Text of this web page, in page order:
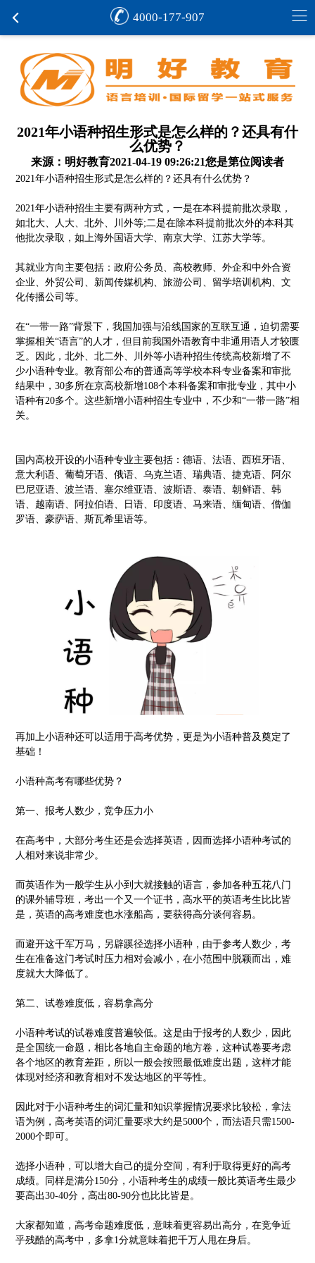
2021年小语种招生形式是怎么样的？还具有什
么优势？
来源：明好教育2021-04-19 09:26:21您是第位阅读者
2021年小语种招生形式是怎么样的？还具有什么优势？
2021年小语种招生主要有两种方式，一是在本科提前批次录取，
如北大、人大、北外、川外等;二是在除本科提前批次外的本科其
他批次录取，如上海外国语大学、南京大学、江苏大学等。
其就业方向主要包括：政府公务员、高校教师、外企和中外合资
企业、外贸公司、新闻传媒机构、旅游公司、留学培训机构、文
化传播公司等。
在“一带一路”背景下，我国加强与沿线国家的互联互通，迫切需要
掌握相关“语言”的人才，但目前我国外语教育中非通用语人才较匮
乏。因此，北外、北二外、川外等小语种招生传统高校新增了不
少小语种专业。教育部公布的普通高等学校本科专业备案和审批
结果中，30多所在京高校新增108个本科备案和审批专业，其中小
语种有20多个。这些新增小语种招生专业中，不少和“一带一路”相
关。
国内高校开设的小语种专业主要包括：德语、法语、西班牙语、
意大利语、葡萄牙语、俄语、乌克兰语、瑞典语、捷克语、阿尔
巴尼亚语、波兰语、塞尔维亚语、波斯语、泰语、朝鲜语、韩
语、越南语、阿拉伯语、日语、印度语、马来语、缅甸语、僧伽
罗语、豪萨语、斯瓦希里语等。
再加上小语种还可以适用于高考优势，更是为小语种普及奠定了
基础！
小语种高考有哪些优势？
第一、报考人数少，竞争压力小
在高考中，大部分考生还是会选择英语，因而选择小语种考试的
人相对来说非常少。
而英语作为一般学生从小到大就接触的语言，参加各种五花八门
的课外辅导班，考出一个又一个证书，高水平的英语考生比比皆
是，英语的高考难度也水涨船高，要获得高分谈何容易。
而避开这千军万马，另辟蹊径选择小语种，由于参考人数少，考
生在准备这门考试时压力相对会减小，在小范围中脱颖而出，难
度就大大降低了。
第二、试卷难度低，容易拿高分
小语种考试的试卷难度普遍较低。这是由于报考的人数少，因此
是全国统一命题，相比各地自主命题的地方卷，这种试卷要考虑
各个地区的教育差距，所以一般会按照最低难度出题，这样才能
体现对经济和教育相对不发达地区的平等性。
因此对于小语种考生的词汇量和知识掌握情况要求比较松，拿法
语为例，高考英语的词汇量要求大约是5000个，而法语只需1500-
2000个即可。
选择小语种，可以增大自己的提分空间，有利于取得更好的高考
成绩。同样是满分150分，小语种考生的成绩一般比英语考生最少
要高出30-40分，高出80-90分也比比皆是。
大家都知道，高考命题难度低，意味着更容易出高分，在竞争近
乎残酷的高考中，多拿1分就意味着把千万人甩在身后。
4000-177-907